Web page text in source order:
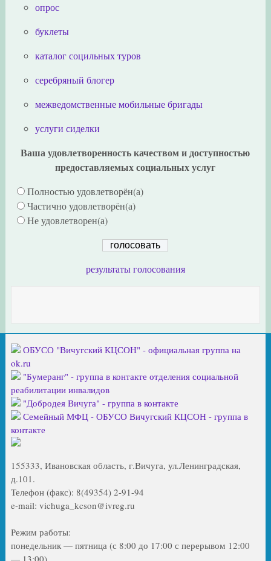
опрос
буклеты
каталог социльных туров
серебряный блогер
межведомственные мобильные бригады
услуги сиделки
Ваша удовлетворенность качеством и доступностью
предоставляемых социальных услуг
Полностью удовлетворён(а)
Частично удовлетворён(а)
Не удовлетворен(а)
результаты голосования
ОБУСО "Вичугский КЦСОН" - официальная группа на
ok.ru
"Бумеранг" - группа в контакте отделения социальной
реабилитации инвалидов
"Добродея Вичуга" - группа в контакте
Семейный МФЦ - ОБУСО Вичугский КЦСОН - группа в
контакте
155333, Ивановская область, г.Вичуга, ул.Ленинградская,
д.101.
Телефон (факс): 8(49354) 2-91-94
e-mail: vichuga_kcson@ivreg.ru
Режим работы:
понедельник — пятница (с 8:00 до 17:00 с перерывом 12:00